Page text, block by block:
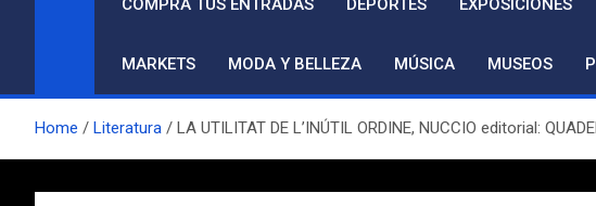
COMPRA TUS ENTRADAS DEPORTES EXPOSICIONES
MARKETS MODA Y BELLEZA MÚSICA MUSEOS
Home Literatura LA UTILITAT DE L’INÚTIL ORDINE, NUCCIO editorial: